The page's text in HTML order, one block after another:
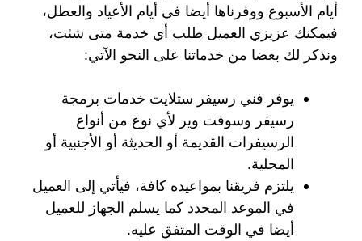
أيام الأسبوع ووفرناها أيضا في أيام الأعياد والعطل،
فيمكنك عزيزي العميل طلب أي خدمة متى شئت،
ونذكر لك بعضا من خدماتنا على النحو الآتي:
يوفر فني رسيفر ستلايت خدمات برمجة
رسيفر وسوفت وير لأي نوع من أنواع
الرسيفرات القديمة أو الحديثة أو الأجنبية أو
المحلية.
يلتزم فريقنا بمواعيده كافة، فيأتي إلى العميل
في الموعد المحدد كما يسلم الجهاز للعميل
أيضا في الوقت المتفق عليه.